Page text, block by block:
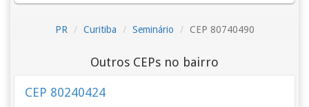
PR Curitiba Seminário CEP 80740490
Outros CEPs no bairro
CEP 80240424